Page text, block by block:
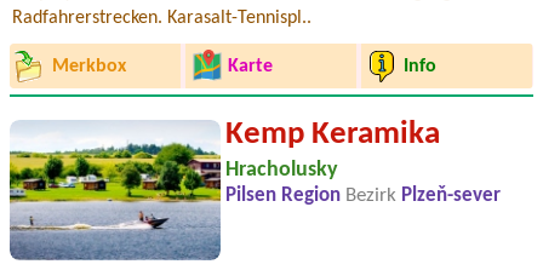
Radfahrerstrecken. Karasalt-Tennispl..
Merkbox Karte Info
Kemp Keramika
Hracholusky
Pilsen Region Bezirk Plzeň-sever